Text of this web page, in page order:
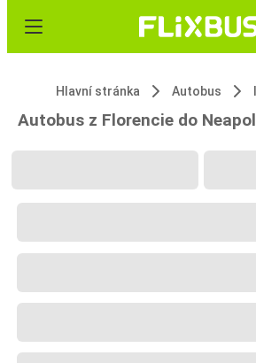
Hlavní stránka Autobus
Autobus z Florencie do Neapol